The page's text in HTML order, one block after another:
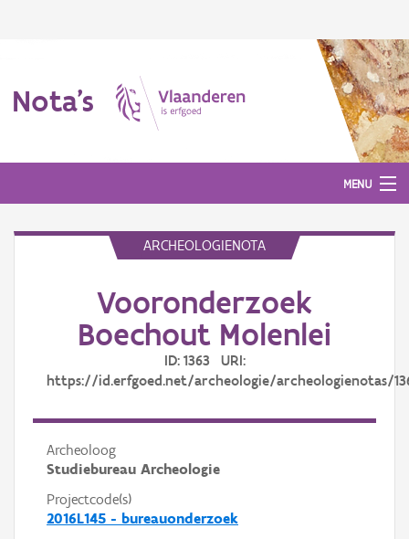
Nota's
MENU
ARCHEOLOGIENOTA
Vooronderzoek
Boechout Molenlei
ID: 1363 URI:
https://id.erfgoed.net/archeologie/archeologienotas/
Archeoloog
Studiebureau Archeologie
Projectcode(s)
2016L145 - bureauonderzoek